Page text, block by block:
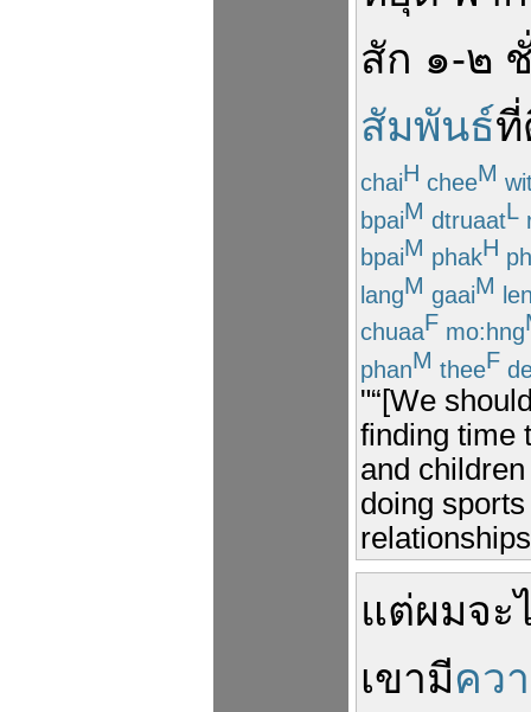
สัก ๑-๒
สัมพันธ์
chaiH cheeM
bpaiM dtruaatL
bpaiM phakH
langM gaaiM
chuaaF mo:hng
phanM theeF
"“[We
finding time
and
doing
แต่ผมจะ
เขามีคว